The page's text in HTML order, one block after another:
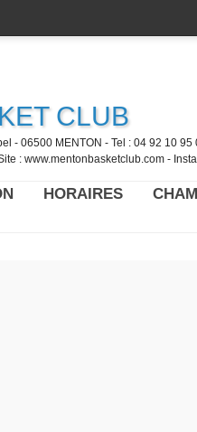
CLUB
- 06500 MENTON - Tel : 04 92 10
: www.mentonbasketclub.com -
HORAIRES